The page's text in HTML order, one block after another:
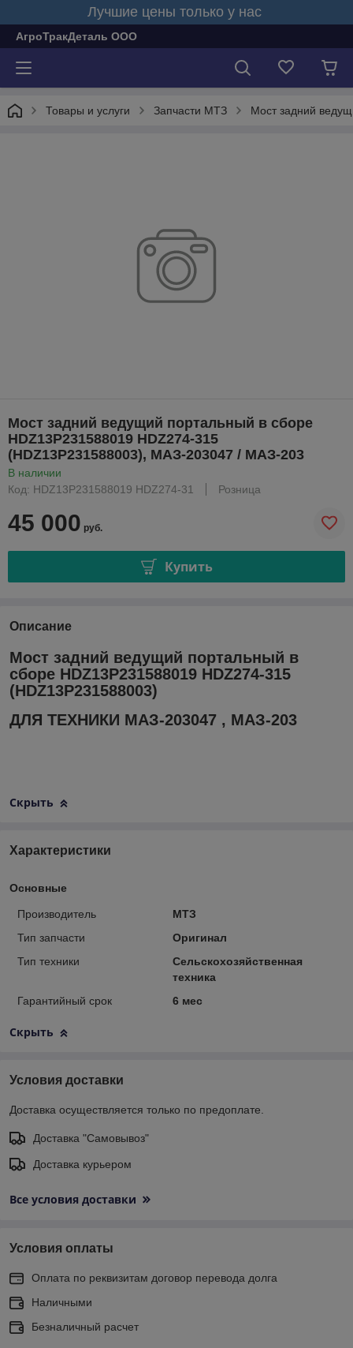
Лучшие цены только у нас
АгроТракДеталь ООО
Товары и услуги Запчасти МТЗ Мост задний
Мост задний ведущий портальный в сборе
HDZ13P231588019 HDZ274-315
(HDZ13P231588003), МАЗ-203047 / МАЗ-203
В наличии
Код: HDZ13P231588019 HDZ274-31
Розница
45 000 руб.
Купить
Описание
Мост задний ведущий портальный в
сборе HDZ13P231588019 HDZ274-315
(HDZ13P231588003)
ДЛЯ ТЕХНИКИ МАЗ-203047 , МАЗ-203
Скрыть
Характеристики
Основные
Производитель
МТЗ
Тип запчасти
Оригинал
Тип техники
Сельскохозяйственная
техника
Гарантийный срок
6 мес
Скрыть
Условия доставки
Доставка осуществляется только по предоплате.
Доставка "Самовывоз"
Доставка курьером
Все условия доставки
Условия оплаты
Оплата по реквизитам договор перевода долга
Наличными
Безналичный расчет